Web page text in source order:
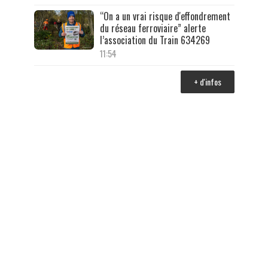
“On a un vrai risque d'effondrement
du réseau ferroviaire” alerte
l’association du Train 634269
11:54
+ d'infos